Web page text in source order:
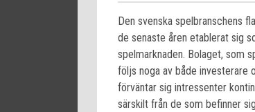
Den svenska spelbranschens
de senaste åren etablerat sig
spelmarknaden. Bolaget, som
följs noga av både investerare
förväntar sig intressenter
särskilt från de som befinner